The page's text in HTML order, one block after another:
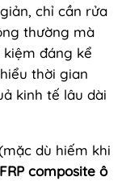
chỉ cần rửa
thường mà
đáng kể
thời gian
kinh tế lâu dài
dù hiếm khi
composite ô